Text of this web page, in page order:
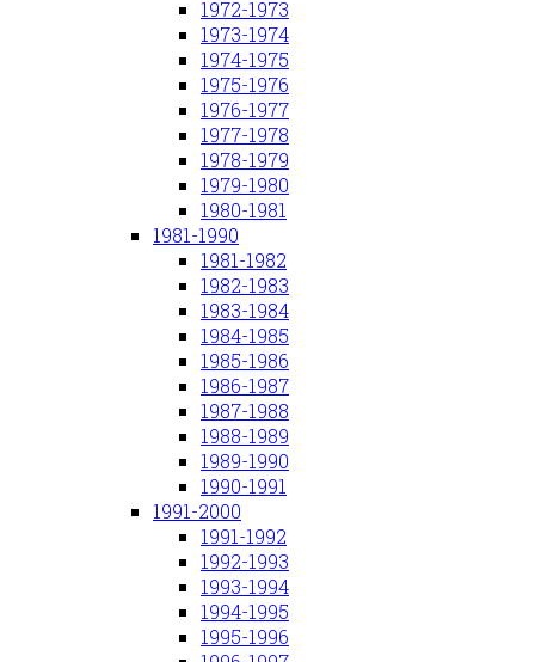
1972-1973
1973-1974
1974-1975
1975-1976
1976-1977
1977-1978
1978-1979
1979-1980
1980-1981
1981-1990
1981-1982
1982-1983
1983-1984
1984-1985
1985-1986
1986-1987
1987-1988
1988-1989
1989-1990
1990-1991
1991-2000
1991-1992
1992-1993
1993-1994
1994-1995
1995-1996